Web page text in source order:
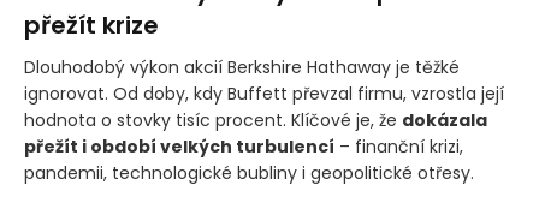
přežít krize
Dlouhodobý výkon akcií Berkshire Hathaway je těžké
ignorovat. Od doby, kdy Buffett převzal firmu, vzrostla její
hodnota o stovky tisíc procent. Klíčové je, že dokázala
přežít i období velkých turbulencí – finanční krizi,
pandemii, technologické bubliny i geopolitické otřesy.